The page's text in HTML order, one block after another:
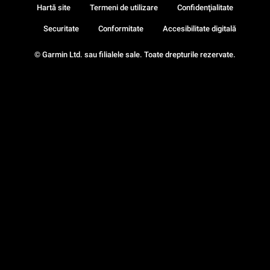
© Garmin Ltd. sau filialele sale. Toate drepturile rezervate.
Hartă site Termeni de utilizare Confidenţialitate
Securitate Conformitate Accesibilitate digitală